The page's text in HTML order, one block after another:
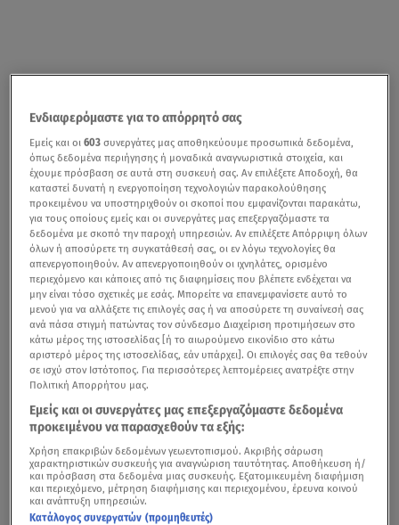
Ενδιαφερόμαστε για το απόρρητό σας
Εμείς και οι603 συνεργάτες μας αποθηκεύουμε προσωπικά δεδομένα,
όπως δεδομένα περιήγησης ή μοναδικά αναγνωριστικά στοιχεία, και
έχουμε πρόσβαση σε αυτά στη συσκευή σας. Αν επιλέξετε Αποδοχή, θα
καταστεί δυνατή η ενεργοποίηση τεχνολογιών παρακολούθησης
προκειμένου να υποστηριχθούν οι σκοποί που εμφανίζονται παρακάτω,
για τους οποίους εμείς και οι συνεργάτες μας επεξεργαζόμαστε τα
δεδομένα με σκοπό την παροχή υπηρεσιών. Αν επιλέξετε Απόρριψη όλων
όλων ή αποσύρετε τη συγκατάθεσή σας, οι εν λόγω τεχνολογίες θα
απενεργοποιηθούν. Αν απενεργοποιηθούν οι ιχνηλάτες, ορισμένο
περιεχόμενο και κάποιες από τις διαφημίσεις που βλέπετε ενδέχεται να
μην είναι τόσο σχετικές με εσάς. Μπορείτε να επανεμφανίσετε αυτό το
μενού για να αλλάξετε τις επιλογές σας ή να αποσύρετε τη συναίνεσή σας
ανά πάσα στιγμή πατώντας τον σύνδεσμο Διαχείριση προτιμήσεων στο
κάτω μέρος της ιστοσελίδας [ή το αιωρούμενο εικονίδιο στο κάτω
αριστερό μέρος της ιστοσελίδας, εάν υπάρχει]. Οι επιλογές σας θα τεθούν
σε ισχύ στον Ιστότοπος. Για περισσότερες λεπτομέρειες ανατρέξτε στην
Πολιτική Απορρήτου μας.
Εμείς και οι συνεργάτες μας επεξεργαζόμαστε δεδομένα
προκειμένου να παρασχεθούν τα εξής:
Χρήση επακριβών δεδομένων γεωεντοπισμού. Ακριβής σάρωση
χαρακτηριστικών συσκευής για αναγνώριση ταυτότητας. Αποθήκευση ή/
και πρόσβαση στα δεδομένα μιας συσκευής. Εξατομικευμένη διαφήμιση
και περιεχόμενο, μέτρηση διαφήμισης και περιεχομένου, έρευνα κοινού
και ανάπτυξη υπηρεσιών.
Κατάλογος συνεργατών (προμηθευτές)